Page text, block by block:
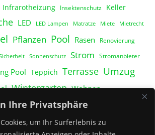
Ihre Privatsphäre
um Ihr Surferlebnis zu
Infrarotheizung Insektenschutz Keller
LED LED Lampen Matratze Miete Mietrecht
Pflanzen Pool Rasen Renovierung
Sonnenschutz Strom Stromanbieter
Pool Teppich Terrasse Umzug
Wintergarten Wohnen
Ökostrom